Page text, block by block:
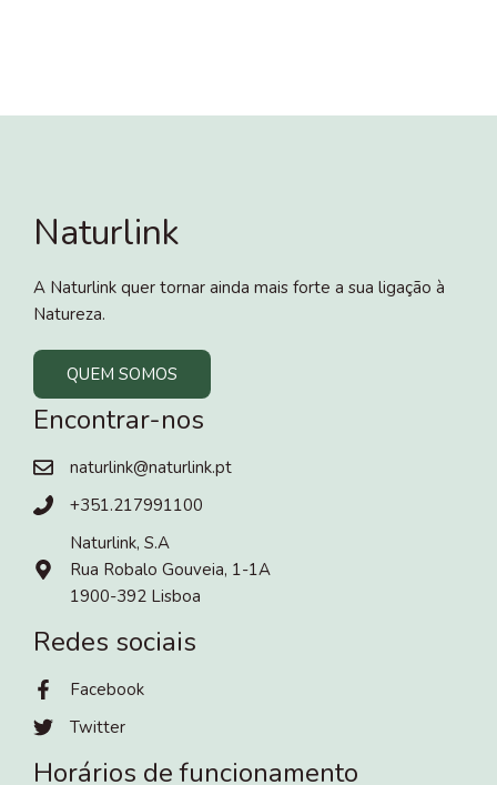
Naturlink
A Naturlink quer tornar ainda mais forte a sua ligação à
Natureza.
QUEM SOMOS
Encontrar-nos
naturlink@naturlink.pt
+351.217991100
Naturlink, S.A
Rua Robalo Gouveia, 1-1A
1900-392 Lisboa
Redes sociais
Facebook
Twitter
Horários de funcionamento